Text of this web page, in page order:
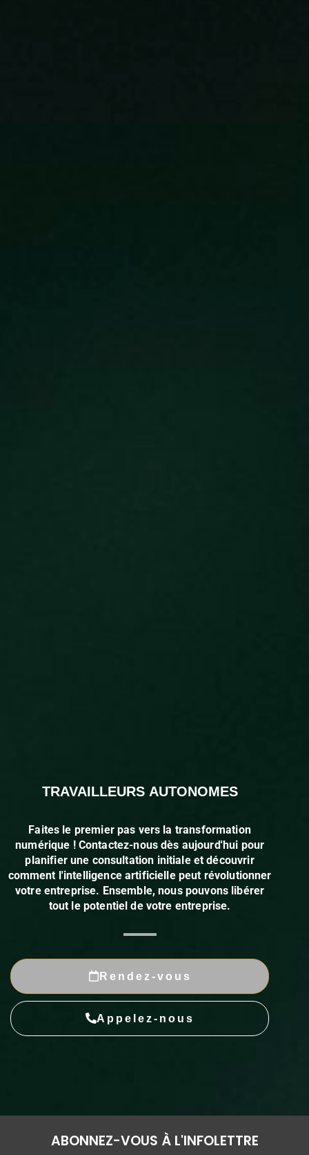
Faites le premier pas vers la transformation
numérique ! Contactez-nous dès aujourd'hui pour
planifier une consultation initiale et découvrir
comment l'intelligence artificielle peut révolutionner
votre entreprise. Ensemble, nous pouvons libérer
tout le potentiel de votre entreprise.
Rendez-vous
Appelez-nous
ABONNEZ-VOUS À L'INFOLETTRE